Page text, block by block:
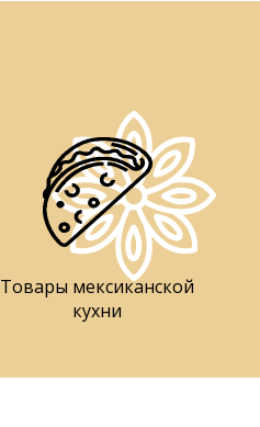
Товары мексиканской
кухни